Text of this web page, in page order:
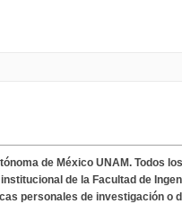
de México UNAM. Todos
de la Facultad de
personales de investigación o